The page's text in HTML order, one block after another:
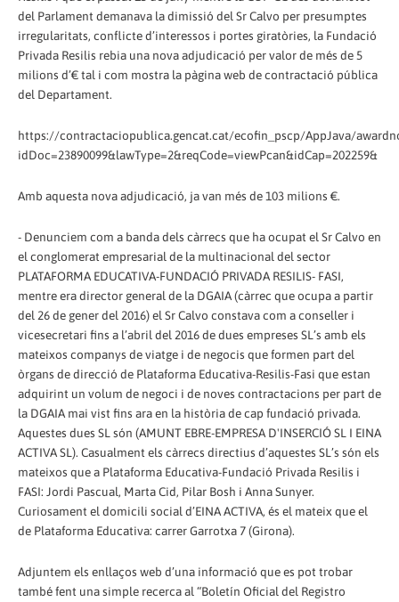
del Parlament demanava la dimissió del Sr Calvo per presumptes
irregularitats, conflicte d’interessos i portes giratòries, la Fundació
Privada Resilis rebia una nova adjudicació per valor de més de 5
milions d’€ tal i com mostra la pàgina web de contractació pública
del Departament.
https://contractaciopublica.gencat.cat/ecofin_pscp/AppJava/
idDoc=23890099&lawType=2&reqCode=viewPcan&idCap=202259&
Amb aquesta nova adjudicació, ja van més de 103 milions €.
- Denunciem com a banda dels càrrecs que ha ocupat el Sr Calvo en
el conglomerat empresarial de la multinacional del sector
PLATAFORMA EDUCATIVA-FUNDACIÓ PRIVADA RESILIS- FASI,
mentre era director general de la DGAIA (càrrec que ocupa a partir
del 26 de gener del 2016) el Sr Calvo constava com a conseller i
vicesecretari fins a l’abril del 2016 de dues empreses SL’s amb els
mateixos companys de viatge i de negocis que formen part del
òrgans de direcció de Plataforma Educativa-Resilis-Fasi que estan
adquirint un volum de negoci i de noves contractacions per part de
la DGAIA mai vist fins ara en la història de cap fundació privada.
Aquestes dues SL són (AMUNT EBRE-EMPRESA D'INSERCIÓ SL I EINA
ACTIVA SL). Casualment els càrrecs directius d’aquestes SL’s són els
mateixos que a Plataforma Educativa-Fundació Privada Resilis i
FASI: Jordi Pascual, Marta Cid, Pilar Bosh i Anna Sunyer.
Curiosament el domicili social d’EINA ACTIVA, és el mateix que el
de Plataforma Educativa: carrer Garrotxa 7 (Girona).
Adjuntem els enllaços web d’una informació que es pot trobar
també fent una simple recerca al “Boletín Oficial del Registro